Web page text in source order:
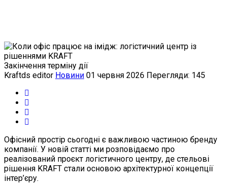
Закінчення терміну дії
Kraftds editor Новини 01 червня 2026 Перегляди: 145
Офісний простір сьогодні є важливою частиною бренду
компанії. У новій статті ми розповідаємо про
реалізований проєкт логістичного центру, де стельові
рішення KRAFT стали основою архітектурної концепції
інтер’єру.